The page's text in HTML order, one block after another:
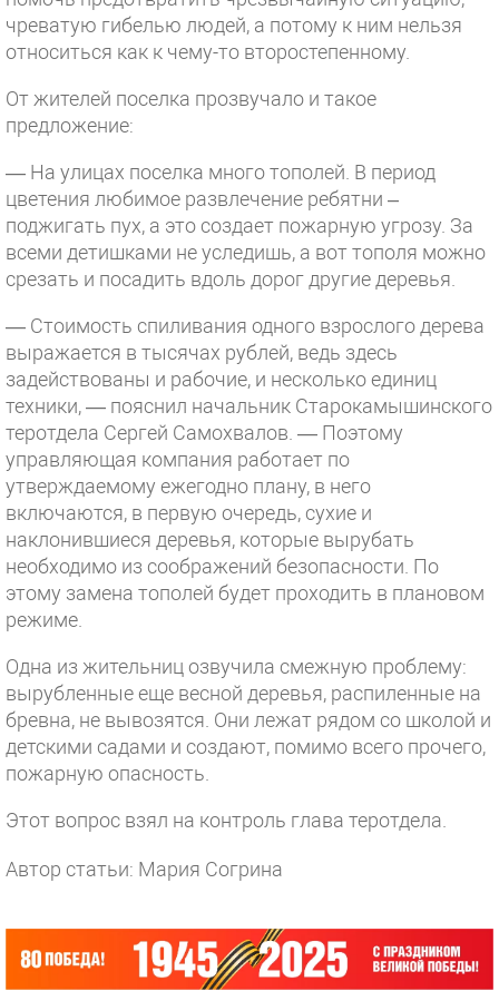
чреватую гибелью людей, а потому к ним нельзя
относиться как к чему-то второстепенному.
От жителей поселка прозвучало и такое
предложение:
— На улицах поселка много тополей. В период
цветения любимое развлечение ребятни –
поджигать пух, а это создает пожарную угрозу. За
всеми детишками не уследишь, а вот тополя можно
срезать и посадить вдоль дорог другие деревья.
— Стоимость спиливания одного взрослого дерева
выражается в тысячах рублей, ведь здесь
задействованы и рабочие, и несколько единиц
техники, — пояснил начальник Старокамышинского
теротдела Сергей Самохвалов. — Поэтому
управляющая компания работает по
утверждаемому ежегодно плану, в него
включаются, в первую очередь, сухие и
наклонившиеся деревья, которые вырубать
необходимо из соображений безопасности. По
этому замена тополей будет проходить в плановом
режиме.
Одна из жительниц озвучила смежную проблему:
вырубленные еще весной деревья, распиленные на
бревна, не вывозятся. Они лежат рядом со школой и
детскими садами и создают, помимо всего прочего,
пожарную опасность.
Этот вопрос взял на контроль глава теротдела.
Автор статьи: Мария Согрина